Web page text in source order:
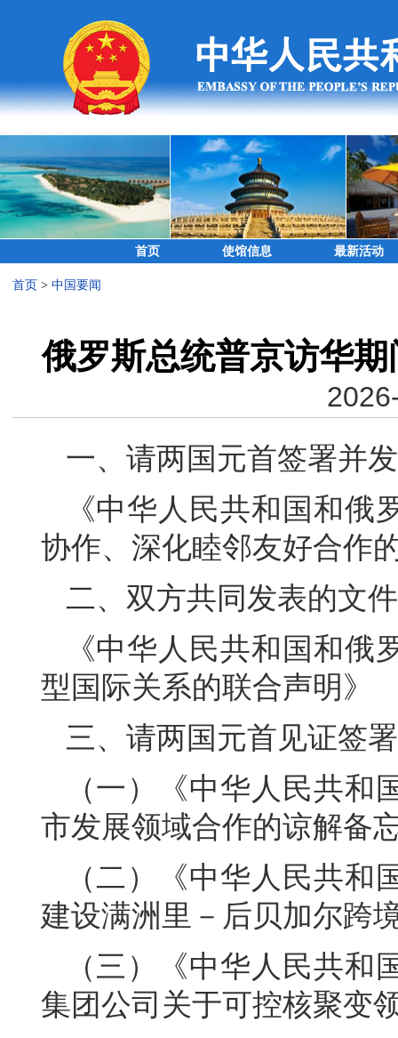
首页 使馆信息 最新活动
首页 > 中国要闻
俄罗斯总统普京访华
一、请两国元首签署并
《中华人民共和国和
协作、深化睦邻友好合作
二、双方共同发表的文件
《中华人民共和国和
型国际关系的联合声明》
三、请两国元首见证签
（一）《中华人民共
市发展领域合作的谅解备
（二）《中华人民共
建设满洲里－后贝加尔跨
（三）《中华人民共
集团公司关于可控核聚变